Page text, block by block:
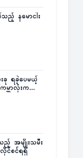
ည့် နမောငါး
ခု ရခဲ့ပေမယ့်
မ္ဘာလုံးက
ည့် အမျိုးသမီး
င်စင်ရရှိ